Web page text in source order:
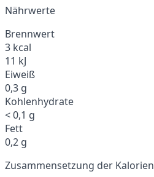
Nährwerte
Brennwert
3 kcal
11 kJ
Eiweiß
0,3 g
Kohlenhydrate
< 0,1 g
Fett
0,2 g
Zusammensetzung der Kalorien